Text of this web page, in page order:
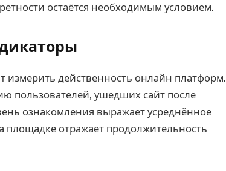
остаётся необходимым условием.
измерить действенность онлайн платформ.
пользователей, ушедших сайт после
ознакомления выражает усреднённое
площадке отражает продолжительность